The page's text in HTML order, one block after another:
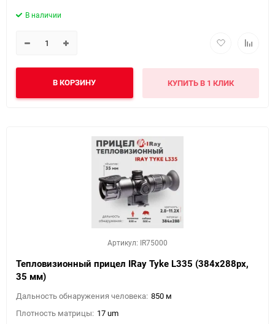
В наличии
В КОРЗИНУ КУПИТЬ В 1 КЛИК
Артикул: IR75000
Тепловизионный прицел IRay Tyke L335 (384х288px,
35 мм)
Дальность обнаружения человека: 850 м
Плотность матрицы: 17 um